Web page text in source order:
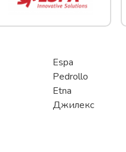
Espa
Pedrollo
Etna
Джилекс